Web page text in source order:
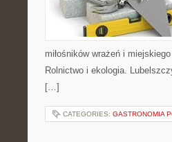
miłośników wrażeń i
Rolnictwo i ekologia.
[…]
CATEGORIES: GASTRONOMIA